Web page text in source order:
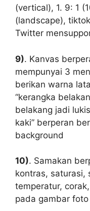
(vertical), 1. 9: 1
(landscape),
Twitter
9). Kanvas
mempunyai 3
berikan warna
“kerangka
belakang jadi
kaki” berperan
background
10). Samakan
kontras, saturasi,
temperatur,
pada gambar